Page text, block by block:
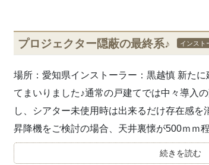
プロジェクター隠蔽の最終系♪ インスト
場所：愛知県インストーラー：黒越慎 新た
てまいりました♪通常の戸建てでは中々導入
し、シアター未使用時は出来るだけ存在感を
昇降機をご検討の場合、天井裏懐が500ｍｍ
続きを読む